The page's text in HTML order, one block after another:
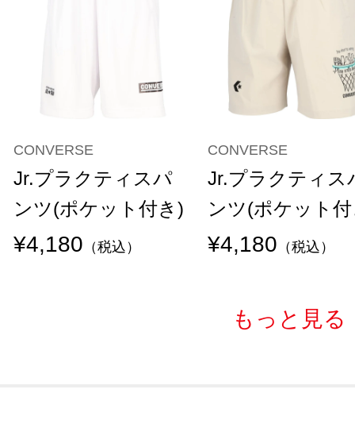
CONVERSE
Jr.プラクティスパ
ンツ(ポケット付き)
¥4,180 （税込）
CONVERSE
Jr.プラクティス
ンツ(ポケット
¥4,180 （税込）
もっと見る